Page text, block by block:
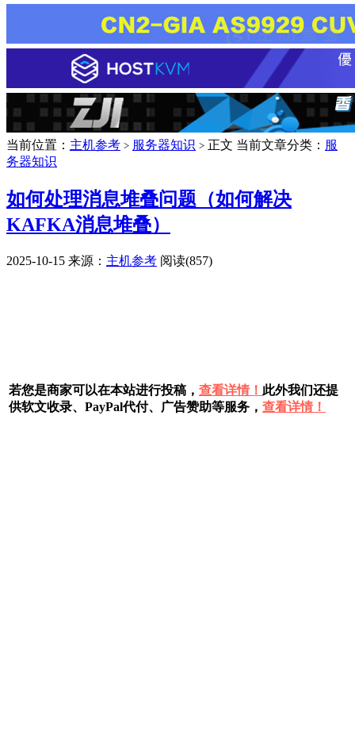
当前位置： 主机参考 > 服务器知识 > 正文 当前文章分类： 服
务器知识
如何处理消息堆叠问题（如何解决
KAFKA消息堆叠）
2025-10-15 来源： 主机参考 阅读(857)
若您是商家可以在本站进行投稿， 查看详情！ 此外我们还提
供软文收录、PayPal代付、广告赞助等服务， 查看详情！